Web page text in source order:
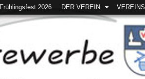
Frühlingsfest 2026 DER VEREIN